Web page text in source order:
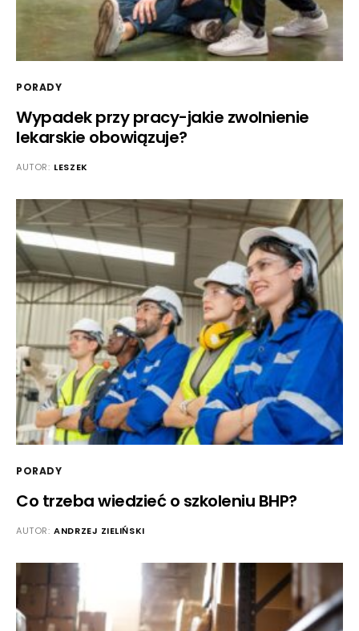
PORADY
Wypadek przy pracy-jakie zwolnienie
lekarskie obowiązuje?
AUTOR: LESZEK
PORADY
Co trzeba wiedzieć o szkoleniu BHP?
AUTOR: ANDRZEJ ZIELIŃSKI